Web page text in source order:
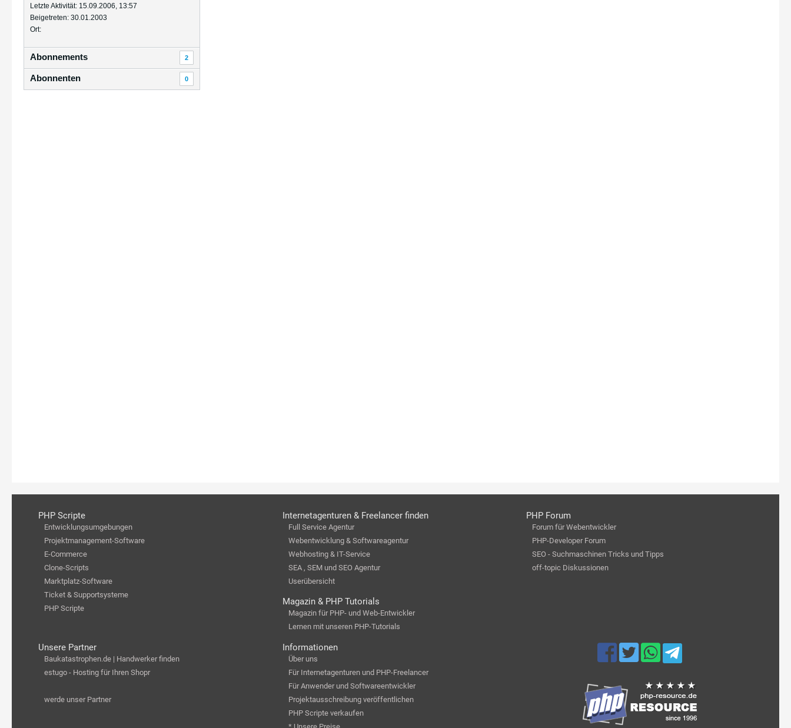
Letzte Aktivität: 15.09.2006, 13:57
Beigetreten: 30.01.2003
Ort:
Abonnements 2
Abonnenten 0
PHP Scripte
Entwicklungsumgebungen
Projektmanagement-Software
E-Commerce
Clone-Scripts
Marktplatz-Software
Ticket & Supportsysteme
PHP Scripte
Internetagenturen & Freelancer finden
Full Service Agentur
Webentwicklung & Softwareagentur
Webhosting & IT-Service
SEA , SEM und SEO Agentur
Userübersicht
Magazin & PHP Tutorials
Magazin für PHP- und Web-Entwickler
Lernen mit unseren PHP-Tutorials
PHP Forum
Forum für Webentwickler
PHP-Developer Forum
SEO - Suchmaschinen Tricks und Tipps
off-topic Diskussionen
Unsere Partner
Baukatastrophen.de | Handwerker finden
estugo - Hosting für Ihren Shopr
werde unser Partner
Informationen
Über uns
Für Internetagenturen und PHP-Freelancer
Für Anwender und Softwareentwickler
Projektausschreibung veröffentlichen
PHP Scripte verkaufen
* Unsere Preise